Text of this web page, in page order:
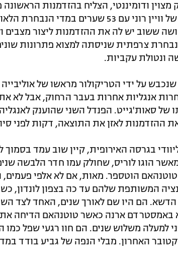
מצוין ודומיננטי, הצליח בהזדמנות
שיאו האגדי של וויין רוני עם 53
ששוב יש לה את ההזדמנות ליצור
נבחרת צרפתית שניסתה למצוא פתרונות
ונטולת עקביות.
על ידי הטריקולור מראשו של
אנגליות אחרות בעבר הרחוק, אבל לא
ההזדמנות לאזן את התוצאה, דקות לפני
בגרסה האירופית, קיין שוב עמד
הוגו לוריס, שחולק עמו חדר הלבשה
המשותפת שלהם עד כה בצפון לונדון,
הדשא. הם היו שם לאורך שנים, האחד לצד
באמסטרדם ארנה כאשר טוטנהאם הדיחה את
למעלה משלוש שנים. הם חוו רגעי שפל
האחרון. מבלי הנפה של גביע בודד